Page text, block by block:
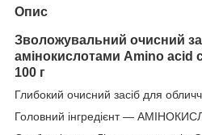
Опис
Зволожувальний очисний
амінокислотами Amino acid
100 г
Глибокий очисний засіб для
Головний інгредієнт —